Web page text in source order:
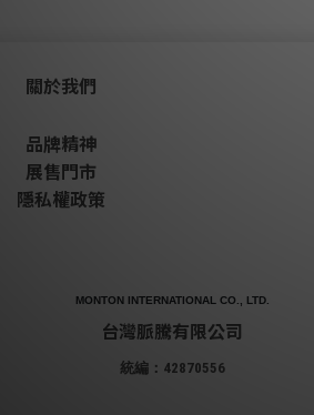
關於我們
品牌精神
展售門市
隱私權政策
MONTON INTERNATIONAL CO., LTD.
台灣脈騰有限公司
統編：42870556